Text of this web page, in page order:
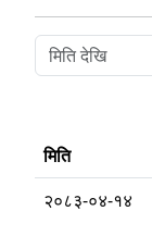
मिति
२०८३-०४-१४